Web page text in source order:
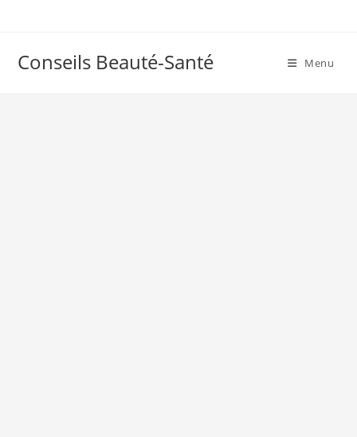
Conseils Beauté-Santé Menu